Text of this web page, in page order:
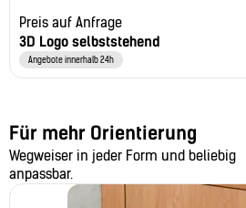
Preis auf Anfrage
3D Logo selbststehend
Angebote innerhalb 24h
Für mehr Orientierung
Wegweiser in jeder Form und beliebig
anpassbar.